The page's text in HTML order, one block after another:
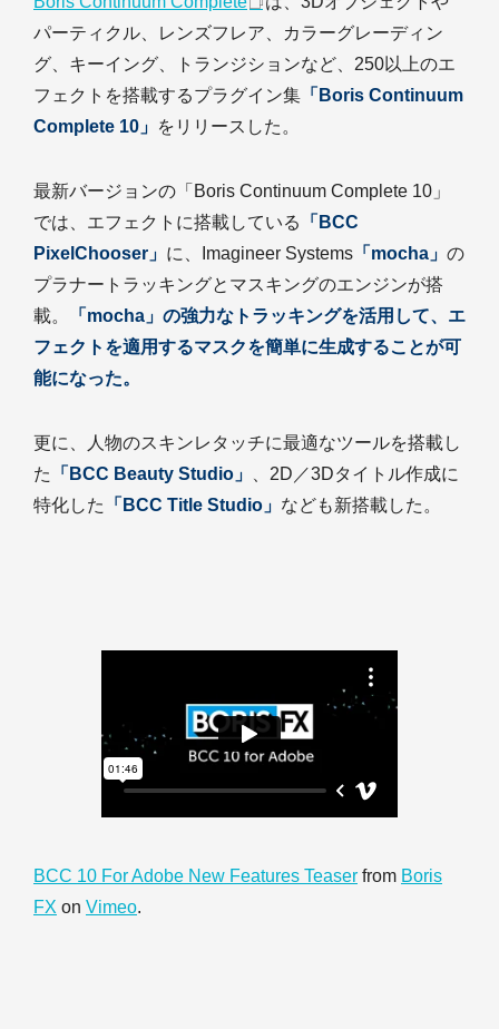
パーティクル、レンズフレア、カラーグレーディン
グ、キーイング、トランジションなど、250以上のエ
フェクトを搭載するプラグイン集 「Boris Continuum
Complete 10」 をリリースした。
最新バージョンの「Boris Continuum Complete 10」
では、エフェクトに搭載している
「BCC
PixelChooser」 に、Imagineer Systems 「mocha」 の
プラナートラッキングとマスキングのエンジンが搭
載。
「mocha」の強力なトラッキングを活用して、エ
フェクトを適用するマスクを簡単に生成することが可
能になった。
更に、人物のスキンレタッチに最適なツールを搭載し
た
「BCC Beauty Studio」
、2D／3Dタイトル作成に
特化した
「BCC Title Studio」 なども新搭載した。
BCC 10 For Adobe New Features Teaser from Boris
FX on Vimeo.